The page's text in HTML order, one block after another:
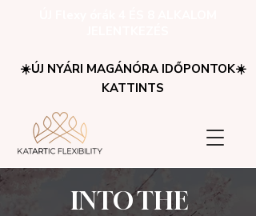
☀️ÚJ NYÁRI MAGÁNÓRA IDŐPONTOK☀️
KATTINTS
INTO THE